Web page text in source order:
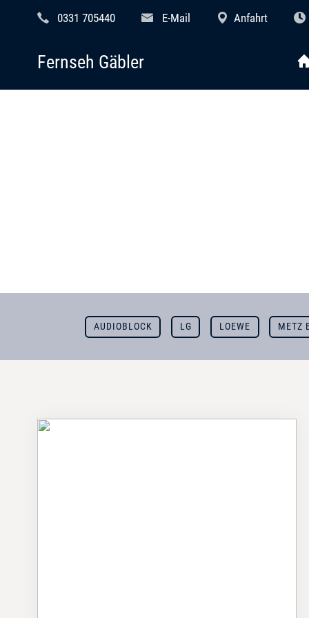
0331 705440 E-Mail Anfahrt
Fernseh Gäbler
AUDIOBLOCK LG LOEWE METZ